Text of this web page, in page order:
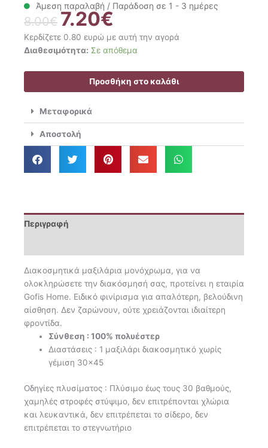
Άμεση παραλαβή / Παράδοση σε 1 - 3 ημέρες
8.00€ Original
price
was:
8.00€.
7.20€
τρέχουσα
τιμή
είναι:
7.20€.
Κερδίζετε 0.80 ευρώ με αυτή την αγορά
Διαθεσιμότητα: Σε απόθεμα
Gofis
Διακοσμητική
930C/02
Προσθήκη στο καλάθι
Μεταφορικά
Αποστολή
Περιγραφή
Διακοσμητικά μαξιλάρια μονόχρωμα, για να
ολοκληρώσετε την διακόσμησή σας, προτείνει η εταιρία
Gofis Ηome. Ειδικό φινίρισμα για απαλότερη, βελούδινη
αίσθηση. Δεν ζαρώνουν, ούτε χρειάζονται ιδιαίτερη
φροντίδα.
Σύνθεση : 100% πολυέστερ
Διαστάσεις : 1 μαξιλάρι διακοσμητικό χωρίς
γέμιση 30×45
Οδηγίες πλυσίματος : Πλύσιμο έως τους 30 βαθμούς,
χαμηλές στροφές στύψιμο, δεν επιτρέπονται χλώρια
και λευκαντικά, δεν επιτρέπεται το σίδερο, δεν
επιτρέπεται το στεγνωτήριο